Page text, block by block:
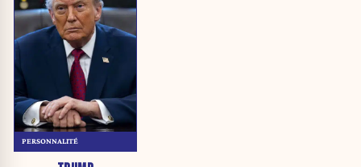
PERSONNALITÉ